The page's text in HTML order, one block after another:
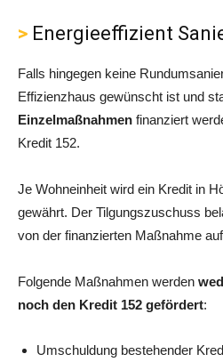
Energieeffizient
Falls hingegen keine
Effizienzhaus gewünscht ist und
Einzelmaßnahmen finanziert
Kredit 152.
Je Wohneinheit wird ein Kredit in
gewährt. Der Tilgungszuschuss
von der finanzierten Maßnahme
Folgende Maßnahmen werden
noch den Kredit 152 gefördert:
Umschuldung bestehender